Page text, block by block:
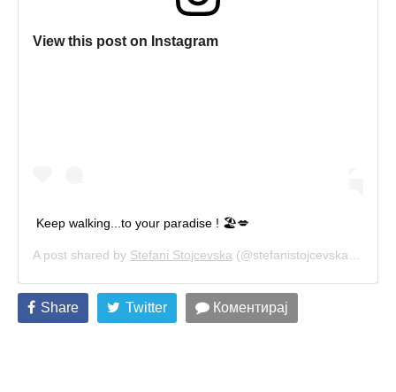
View this post on Instagram
Keep walking...to your paradise ! 🏖💋
A post shared by Stefani Stojcevska (@stefanistojcevska) on
Share Twitter Коментирај